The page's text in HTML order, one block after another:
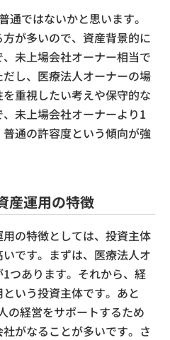
通ではないかと思います。
が多いので、資産背景的に
未上場会社オーナー相当で
し、医療法人オーナーの場
重視したい考えや保守的な
未上場会社オーナーより1
通の許容度という傾向が強
産運用の特徴
の特徴としては、投資主体
です。まずは、医療法人オ
つあります。それから、経
いう投資主体です。あと
の経営をサポートするため
がなることが多いです。さ